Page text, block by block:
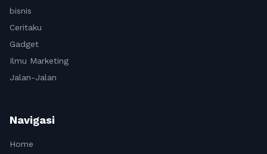
bisnis
Ceritaku
Gadget
Ilmu Marketing
Jalan-Jalan
Navigasi
Home